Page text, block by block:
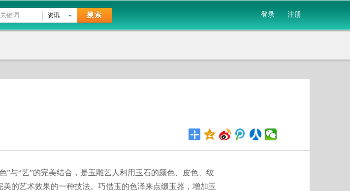
搜索
资讯 登录 注册
”与“艺”的完美结合，是玉雕艺人利用玉石的颜色、皮色、纹
的艺术效果的一种技法。巧借玉的色泽来点缀玉器，增加玉